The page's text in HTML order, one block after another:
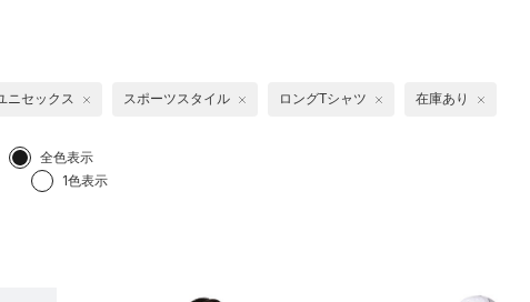
全色表示
1色表示
ニセックス スポーツスタイル ロングTシャツ 在庫あり